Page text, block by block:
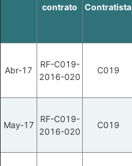
contrato
Contratista
Abr‑17
RF-C019-
2016-020
C019
May‑17
RF-C019-
2016-020
C019